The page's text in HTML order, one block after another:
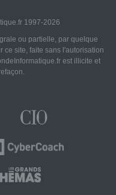
1997-2026
ou partielle, par quelque
ce site, faite sans l'autorisation
est illicite et